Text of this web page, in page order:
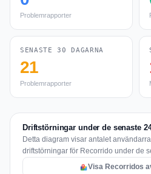
Problemrapporter
SENASTE 30 DAGARNA
21
Problemrapporter
Driftstörningar under de senaste
Detta diagram visar antalet
driftstörningar för Recorrido under de
Visa Recorridos